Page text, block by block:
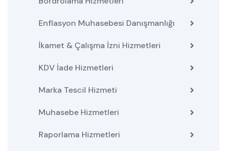
Enflasyon Muhasebesi Danışmanlığı
İkamet & Çalışma İzni Hizmetleri
KDV İade Hizmetleri
Marka Tescil Hizmeti
Muhasebe Hizmetleri
Raporlama Hizmetleri